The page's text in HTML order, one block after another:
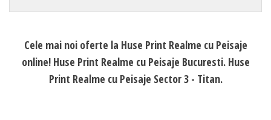
Cele mai noi oferte la Huse Print Realme cu Peisaje
online! Huse Print Realme cu Peisaje Bucuresti. Huse
Print Realme cu Peisaje Sector 3 - Titan.